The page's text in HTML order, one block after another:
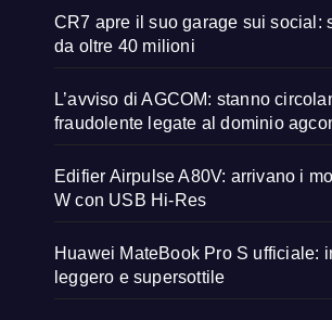
CR7 apre il suo garage sui social:
da oltre 40 milioni
L’avviso di AGCOM: stanno
fraudolente legate al dominio
Edifier Airpulse A80V: arrivano i
W con USB Hi-Res
Huawei MateBook Pro S ufficiale:
leggero e supersottile